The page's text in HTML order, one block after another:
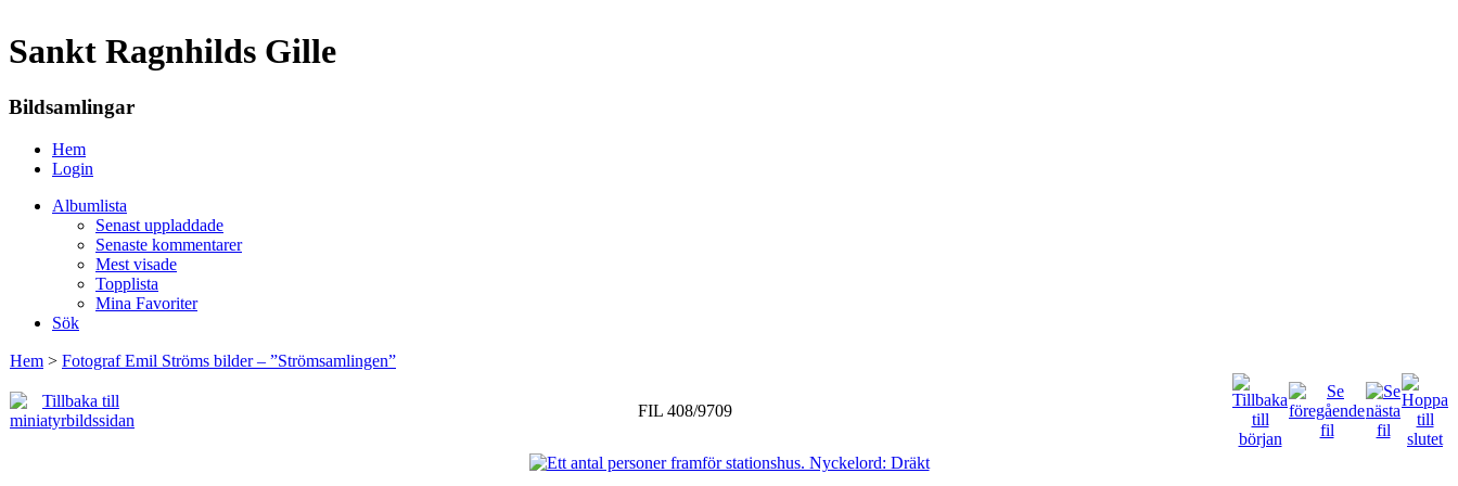
Sankt Ragnhilds Gille
Bildsamlingar
Hem
Login
Albumlista
Senast uppladdade
Senaste kommentarer
Mest visade
Topplista
Mina Favoriter
Sök
Hem > Fotograf Emil Ströms bilder – ”Strömsamlingen”
FIL 408/9709